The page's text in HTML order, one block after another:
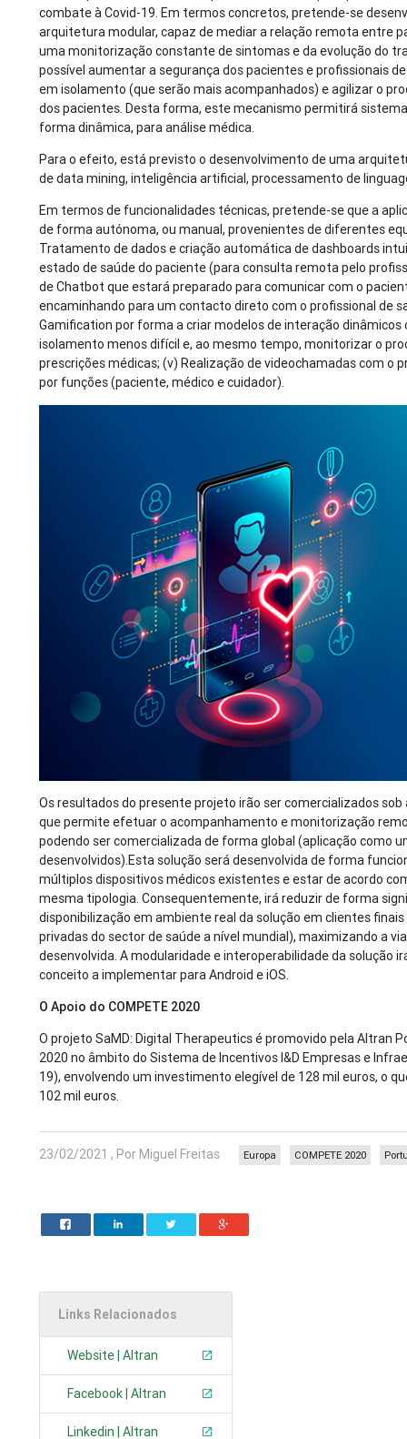
combate à Covid-19. Em termos concretos, pretende-se
arquitetura modular, capaz de mediar a relação remota entre
uma monitorização constante de sintomas e da evolução do
possível aumentar a segurança dos pacientes e profissionais
em isolamento (que serão mais acompanhados) e agilizar o
dos pacientes. Desta forma, este mecanismo permitirá
forma dinâmica, para análise médica.
Para o efeito, está previsto o desenvolvimento de uma
de data mining, inteligência artificial, processamento de
Em termos de funcionalidades técnicas, pretende-se que a
de forma autónoma, ou manual, provenientes de diferentes
Tratamento de dados e criação automática de dashboards
estado de saúde do paciente (para consulta remota pelo
de Chatbot que estará preparado para comunicar com o
encaminhando para um contacto direto com o profissional de
Gamification por forma a criar modelos de interação
isolamento menos difícil e, ao mesmo tempo, monitorizar o
prescrições médicas; (v) Realização de videochamadas com o
por funções (paciente, médico e cuidador).
Os resultados do presente projeto irão ser comercializados
que permite efetuar o acompanhamento e monitorização
podendo ser comercializada de forma global (aplicação como
desenvolvidos).Esta solução será desenvolvida de forma
múltiplos dispositivos médicos existentes e estar de acordo
mesma tipologia. Consequentemente, irá reduzir de forma
disponibilização em ambiente real da solução em clientes
privadas do sector de saúde a nível mundial), maximizando a
desenvolvida. A modularidade e interoperabilidade da solução
conceito a implementar para Android e iOS.
O Apoio do COMPETE 2020
O projeto SaMD: Digital Therapeutics é promovido pela Altran
2020 no âmbito do Sistema de Incentivos I&D Empresas e
19), envolvendo um investimento elegível de 128 mil euros, o
102 mil euros.
23/02/2021 , Por Miguel Freitas COMPETE 2020
Europa
Links Relacionados
Website | Altran
Facebook | Altran
Linkedin | Altran